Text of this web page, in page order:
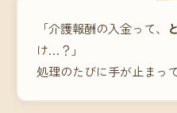
「介護報酬の入金って、
け…？」
処理のたびに手が止まっ